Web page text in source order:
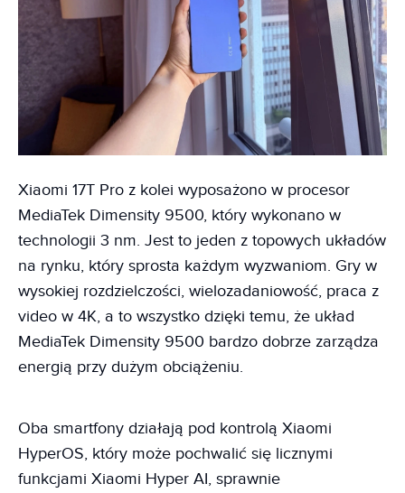
Xiaomi 17T Pro z kolei wyposażono w procesor
MediaTek Dimensity 9500, który wykonano w
technologii 3 nm. Jest to jeden z topowych układów
na rynku, który sprosta każdym wyzwaniom. Gry w
wysokiej rozdzielczości, wielozadaniowość, praca z
video w 4K, a to wszystko dzięki temu, że układ
MediaTek Dimensity 9500 bardzo dobrze zarządza
energią przy dużym obciążeniu.
Oba smartfony działają pod kontrolą Xiaomi
HyperOS, który może pochwalić się licznymi
funkcjami Xiaomi Hyper AI, sprawnie